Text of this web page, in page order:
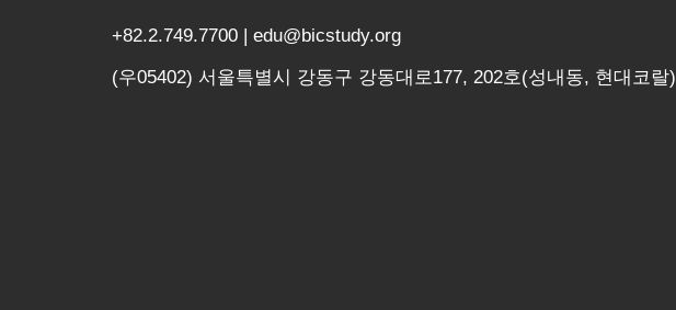
+82.2.749.7700 | edu@bicstudy.org
(우05402) 서울특별시 강동구 강동대로177, 202호(성내동, 현대코랄)